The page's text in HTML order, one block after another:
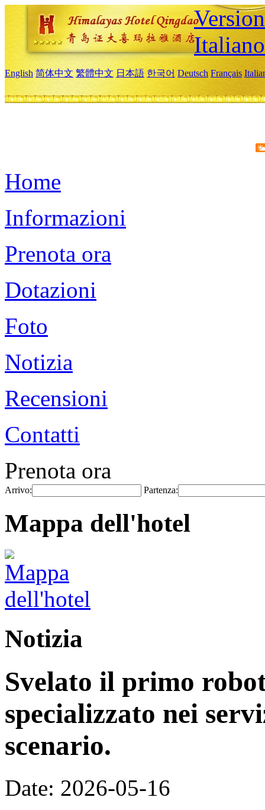
Italiano
English 简体中文 繁體中文 日本語 한국어 Deutsch Français
Home
Informazioni
Prenota ora
Dotazioni
Foto
Notizia
Recensioni
Contatti
Prenota ora
Arrivo: Partenza:
Mappa dell'hotel
Notizia
Svelato il primo
specializzato nei
scenario.
Date: 2026-05-16